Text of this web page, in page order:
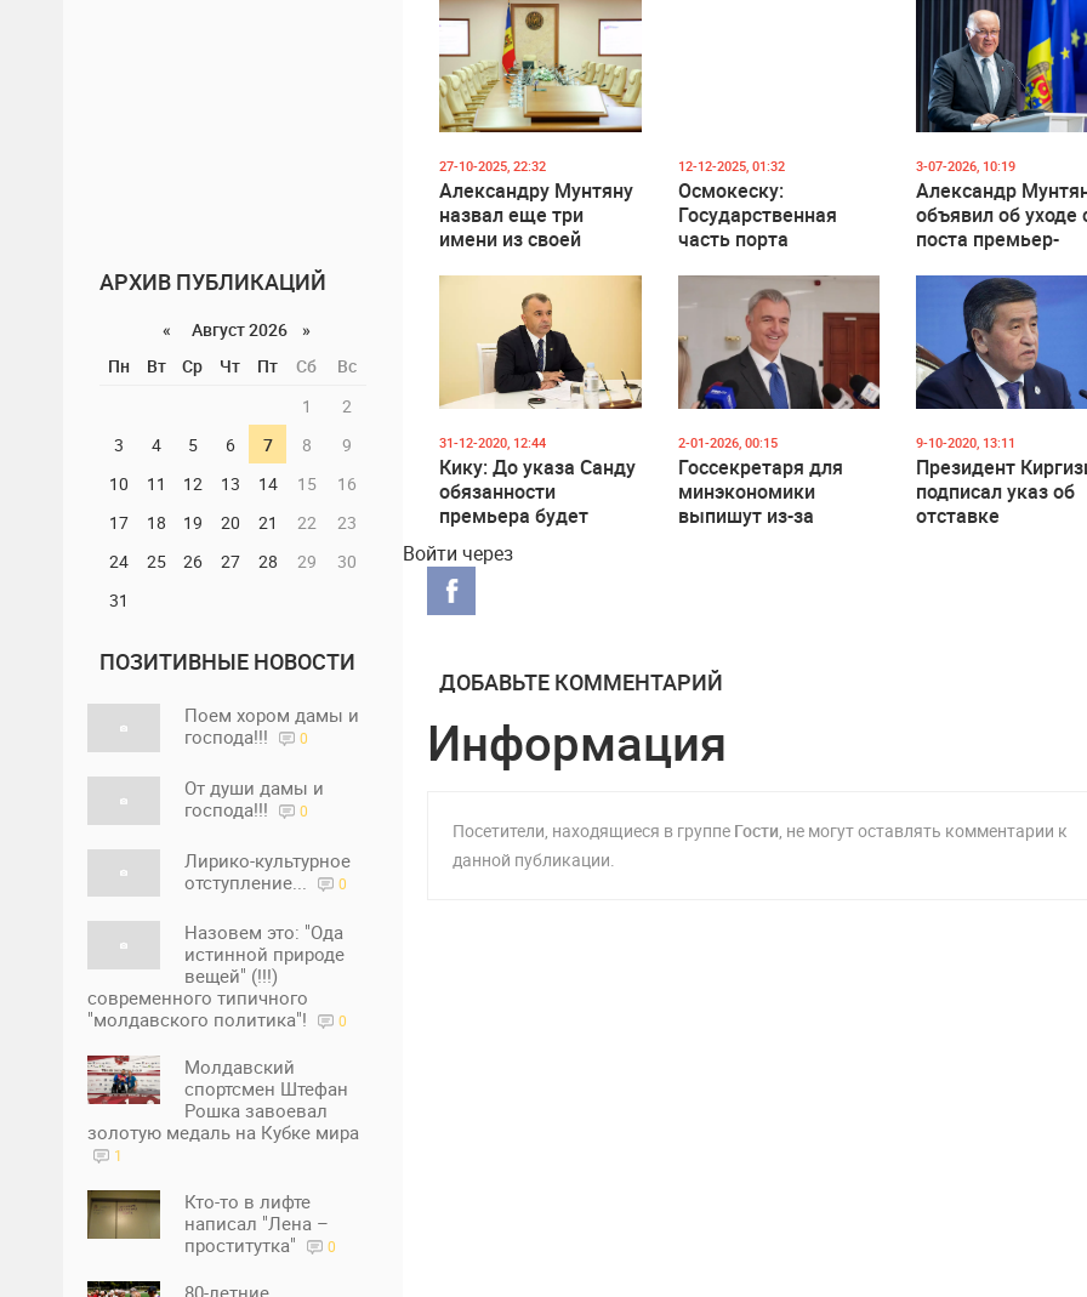
АРХИВ ПУБЛИКАЦИЙ
«
Август 2026 »
Пн
Вт Ср Чт Пт Сб
Вс
1
2
3
4 5 6 7 8
9
10
11 12 13 14 15
16
17
18 19 20 21 22
23
24
25 26 27 28 29
30
31
ПОЗИТИВНЫЕ НОВОСТИ
Поем хором дамы и
господа!!!
0
От души дамы и
господа!!!
0
Лирико-культурное
отступление...
0
Назовем это: "Ода
истинной природе
вещей" (!!!)
современного типичного
"молдавского политика"!
0
Молдавский
спортсмен Штефан
Рошка завоевал
золотую медаль на Кубке мира
1
Кто-то в лифте
написал "Лена –
проститутка"
0
27-10-2025, 22:32
Александру Мунтяну
назвал еще три
имени из своей
12-12-2025, 01:32
Осмокеску:
Государственная
часть порта
продается
3-07-2026, 10:19
Александр
объявил об уходе
поста премьер-
31-12-2020, 12:44
Кику: До указа Санду
обязанности
премьера будет
Чеботарь
2-01-2026, 00:15
Госсекретаря для
минэкономики
выпишут из-за
9-10-2020, 13:11
Президент
подписал указ об
отставке
Войти через
ДОБАВЬТЕ КОММЕНТАРИЙ
Информация
Посетители, находящиеся в группе Гости, не могут оставлять комментарии к
данной публикации.